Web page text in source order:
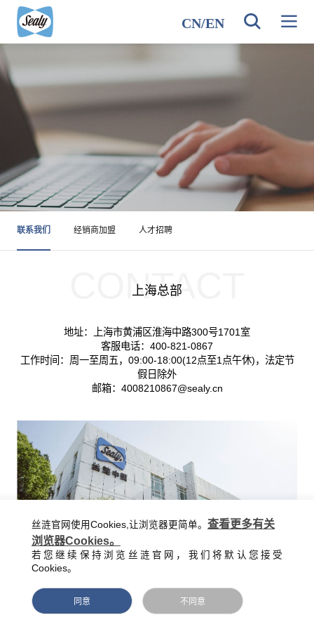
CN/EN
联系我们 经销商加盟 人才招聘
上海总部
CONTACT
地址：上海市黄浦区淮海中路300号1701室
客服电话：400-821-0867
工作时间：周一至周五，09:00-18:00(12点至1点午休)，法定节
假日除外
邮箱：4008210867@sealy.cn
丝涟官网使用Cookies,让浏览器更简单。 查看更多有关
浏览器Cookies。
若您继续保持浏览丝涟官网，我们将默认您接受
Cookies。
同意 不同意